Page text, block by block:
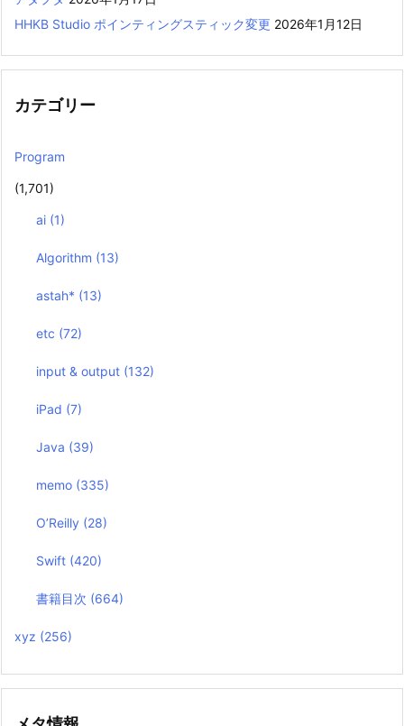
HHKB Studio ポインティングスティック変更 2026年1月12日
カテゴリー
Program
(1,701)
ai (1)
Algorithm (13)
astah* (13)
etc (72)
input & output (132)
iPad (7)
Java (39)
memo (335)
O’Reilly (28)
Swift (420)
書籍目次 (664)
xyz (256)